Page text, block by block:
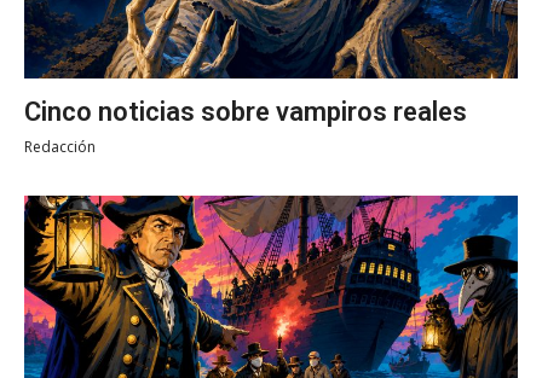
Cinco noticias sobre vampiros reales
Redacción